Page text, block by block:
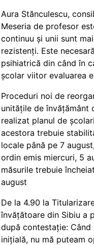
Aura Stănculescu,
Meseria de profesor
continuu și unii sunt
rezistenți. Este
psihiatrică din când în
școlar viitor evaluarea
Proceduri noi de
unitățile de învățământ
realizat planul de
acestora trebuie
locale până pe 7
ordin emis miercuri, 5
măsurile trebuie
august
De la 4.90 la
învățătoare din Sibiu a
după contestație: Când
inițială, nu mă puteam